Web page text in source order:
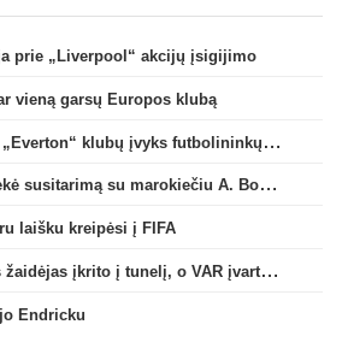
prie „Liverpool“ akcijų įsigijimo
vieną garsų Europos klubą
Tarp „Crystal Palace“ ir „Everton“ klubų įvyks futbolininkų mainai
„Man City“ klubas pasiekė susitarimą su marokiečiu A. Bouaddi
laišku kreipėsi į FIFA
Brazilijoje įvartį šventęs žaidėjas įkrito į tunelį, o VAR įvartį atšaukė
Endricku